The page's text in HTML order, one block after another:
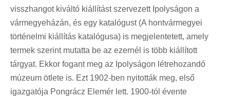
visszhangot kiváltó kiállítást szervezett Ipolyságon a
vármegyeházán, és egy katalógust (A hontvármegyei
történelmi kiállítás katalógusa) is megjelentetett, amely
termek szerint mutatta be az ezernél is több kiállított
tárgyat. Ekkor fogant meg az Ipolyságon létrehozandó
múzeum ötlete is. Ezt 1902-ben nyitották meg, első
igazgatója Pongrácz Elemér lett. 1900-tól évente